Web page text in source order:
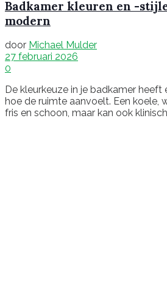
Badkamer kleuren en -
modern
door Michael Mulder
27 februari 2026
0
De kleurkeuze in je badkamer
hoe de ruimte aanvoelt. Een koele,
fris en schoon, maar kan ook